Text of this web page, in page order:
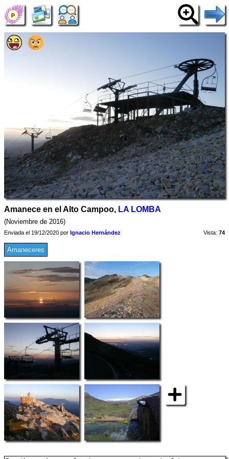
Amanece en el Alto Campoo, LA LOMBA
(Noviembre de 2016)
Enviada el 19/12/2020 por Ignacio Hernández Vista: 74
Amaneceres